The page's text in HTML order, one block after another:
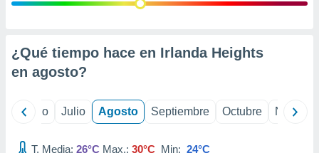
e
mediante
publicidad
¿Qué tiempo hace en Irlanda Heights
en agosto?
Junio Julio Agosto Septiembre Octubre
T. Media: 26°C Max.: 30°C Min: 24°C